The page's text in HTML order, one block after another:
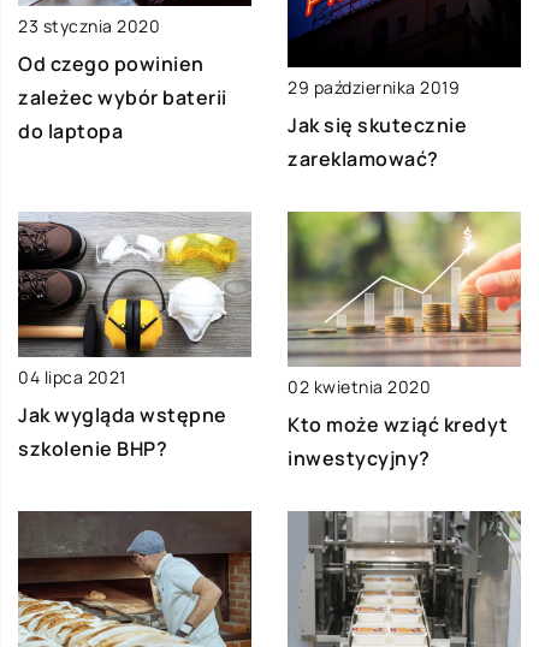
23 stycznia 2020
Od czego powinien
zależec wybór baterii
do laptopa
29 października 2019
Jak się skutecznie
zareklamować?
04 lipca 2021
Jak wygląda wstępne
szkolenie BHP?
02 kwietnia 2020
Kto może wziąć kredyt
inwestycyjny?